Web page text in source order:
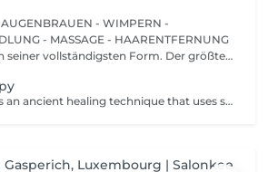
- WIMPERN -
- MASSAGE - HAARENTFERNUNG
seiner vollständigsten Form. Der größte
Cupping therapy is an ancient healing technique that uses special cups to create gentle suction on the skin. This suction promotes blood flow, relieves muscle tension, reduces inflammation, and supports deep relaxation. The treatment can help release toxins, improve circulation, and ease chronic pain or stiffness. *Please note that cupping therapy could just be added to a massage service with includes back massage.